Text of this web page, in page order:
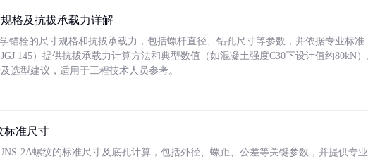
格及抗拔承载力详解
锚栓的尺寸规格和抗拔承载力，包括螺杆直径、钻孔尺寸等参数，并依据专业标准
145）提供抗拔承载力计算方法和典型数值（如混凝土强度C30下设计值约80kN
选型建议，适用于工程技术人员参考。
标准尺寸
2A螺纹的标准尺寸及底孔计算，包括外径、螺距、公差等关键参数，并提供专